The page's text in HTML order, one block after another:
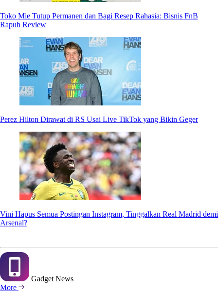
Toko Mie Tutup Permanen dan Bagi Resep Rahasia: Bisnis FnB
Rapuh Review
Perez Hilton Dirawat di RS Usai Live TikTok yang Bikin Geger
Vini Hapus Semua Postingan Instagram, Tinggalkan Real Madrid demi
Arsenal?
Gadget News
More